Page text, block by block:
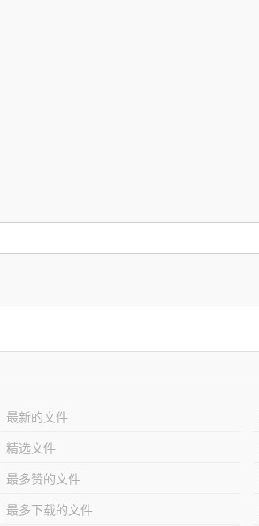
最新的文件
精选文件
最多赞的文件
最多下载的文件